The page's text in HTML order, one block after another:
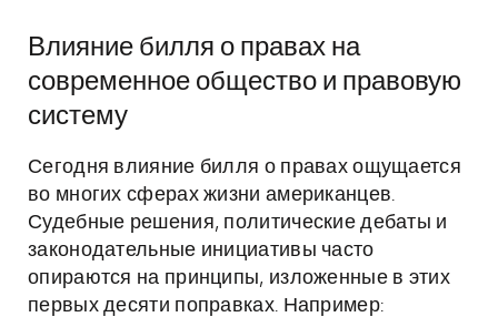
Влияние билля о правах на
современное общество и правовую
систему
Сегодня влияние билля о правах ощущается
во многих сферах жизни американцев.
Судебные решения, политические дебаты и
законодательные инициативы часто
опираются на принципы, изложенные в этих
первых десяти поправках. Например: